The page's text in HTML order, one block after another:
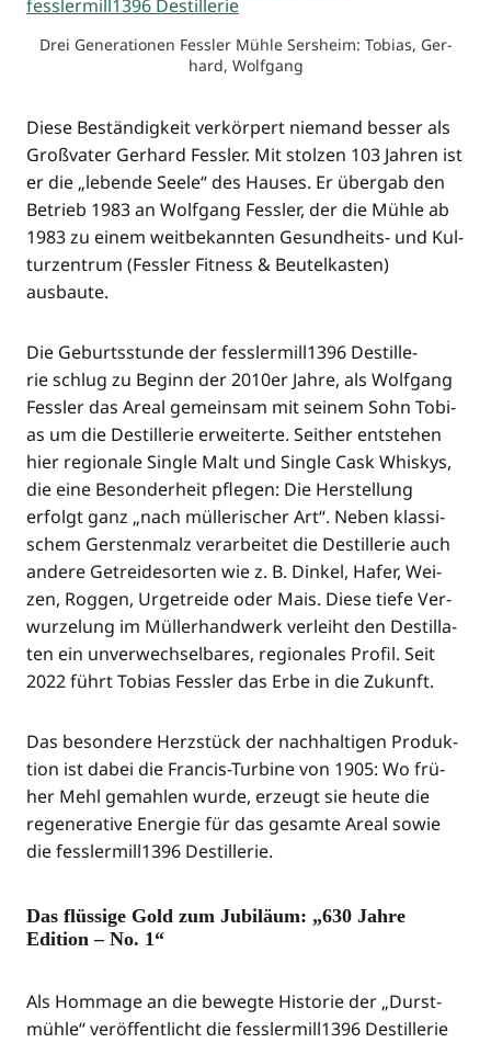
Drei Gene­ra­tio­nen Fess­ler Müh­le Sers­heim: Tobi­as, Ger­
hard, Wolfgang
Die­se Bestän­dig­keit ver­kör­pert nie­mand bes­ser als
Groß­va­ter Ger­hard Fess­ler. Mit stol­zen 103 Jah­ren ist
er die „leben­de See­le“ des Hau­ses. Er über­gab den
Betrieb 1983 an Wolf­gang Fess­ler, der die Müh­le ab
1983 zu einem weit­be­kann­ten Gesund­heits- und Kul­
tur­zen­trum (Fess­ler Fit­ness & Beu­tel­kas­ten)
ausbaute.
Die Geburts­stun­de der fesslermill1396 Destil­le­
rie schlug zu Beginn der 2010er Jah­re, als Wolf­gang
Fess­ler das Are­al gemein­sam mit sei­nem Sohn Tobi­
as um die Destil­le­rie erwei­ter­te. Seit­her ent­ste­hen
hier regio­na­le Sin­gle Malt und Sin­gle Cask Whis­kys,
die eine Beson­der­heit pfle­gen: Die Her­stel­lung
erfolgt ganz „nach mül­le­ri­scher Art“. Neben klas­si­
schem Gers­ten­malz ver­ar­bei­tet die Destil­le­rie auch
ande­re Getrei­de­sor­ten wie z. B. Din­kel, Hafer, Wei­
zen, Rog­gen, Urge­trei­de oder Mais. Die­se tie­fe Ver­
wur­ze­lung im Mül­ler­hand­werk ver­leiht den Destil­la­
ten ein unver­wech­sel­ba­res, regio­na­les Pro­fil. Seit
2022 führt Tobi­as Fess­ler das Erbe in die Zukunft.
Das beson­de­re Herz­stück der nach­hal­ti­gen Pro­duk­
ti­on ist dabei die Fran­cis-Tur­bi­ne von 1905: Wo frü­
her Mehl gemah­len wur­de, erzeugt sie heu­te die
rege­ne­ra­ti­ve Ener­gie für das gesam­te Are­al sowie
die fesslermill1396 Destillerie.
Das flüssige Gold zum Jubiläum: „630 Jahre
Edition – No. 1“
Als Hom­mage an die beweg­te His­to­rie der „Durst­
müh­le“ ver­öf­fent­licht die fesslermill1396 Destil­le­rie